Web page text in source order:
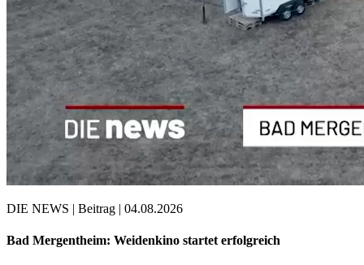
DIE NEWS | Beitrag | 04.08.2026
Bad Mergentheim: Weidenkino startet erfolgreich